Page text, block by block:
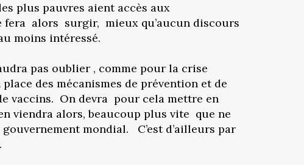
plus pauvres aient accès aux
fera alors surgir, mieux qu’aucun discours
moins intéressé.
pas oublier , comme pour la crise
des mécanismes de prévention et de
vaccins. On devra pour cela mettre en
viendra alors, beaucoup plus vite que ne
mondial. C’est d’ailleurs par